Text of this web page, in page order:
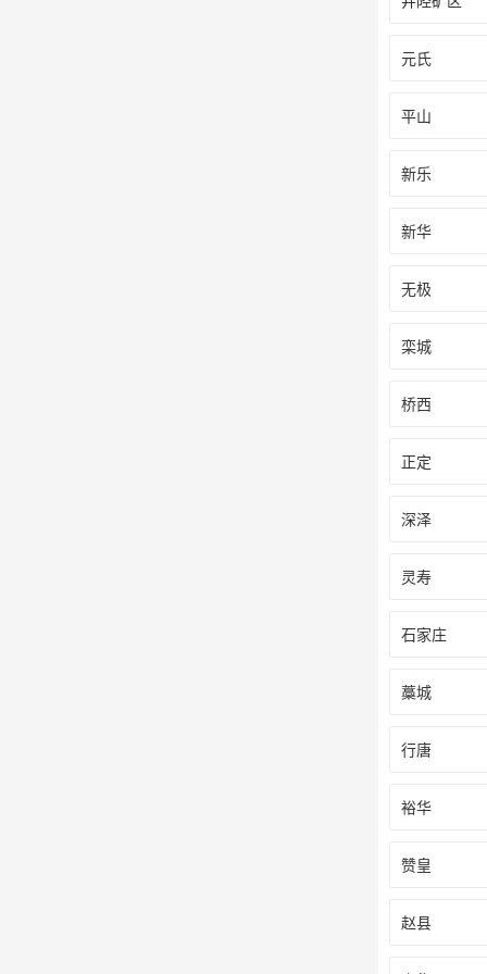
元氏
平山
新乐
新华
无极
栾城
桥西
正定
深泽
灵寿
石家庄
藁城
行唐
裕华
赞皇
赵县